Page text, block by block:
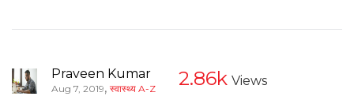
Praveen Kumar
Aug 7, 2019, स्वास्थ्य A-Z 2.86k Views